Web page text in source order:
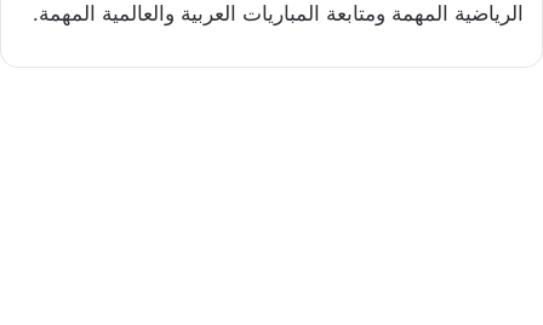
الرياضية المهمة ومتابعة المباريات العربية والعالمية المهمة.